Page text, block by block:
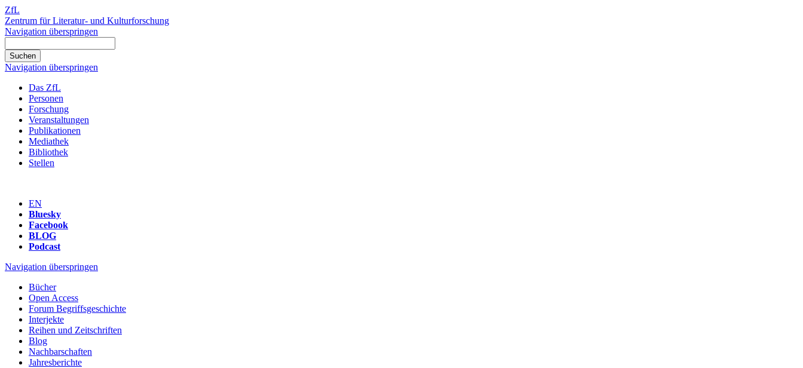
ZfL
Zentrum für Literatur- und Kulturforschung
Navigation überspringen
Navigation überspringen
Das ZfL
Personen
Forschung
Veranstaltungen
Publikationen
Mediathek
Bibliothek
Stellen
EN
Bluesky
Facebook
BLOG
Podcast
Navigation überspringen
Bücher
Open Access
Forum Begriffsgeschichte
Interjekte
Reihen und Zeitschriften
Blog
Nachbarschaften
Jahresberichte